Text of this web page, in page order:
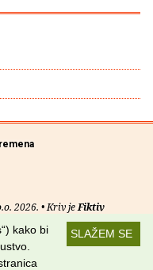
2026. • Kriv jeFiktiv
•RSS kanaliSLAŽEM SE
kako bi